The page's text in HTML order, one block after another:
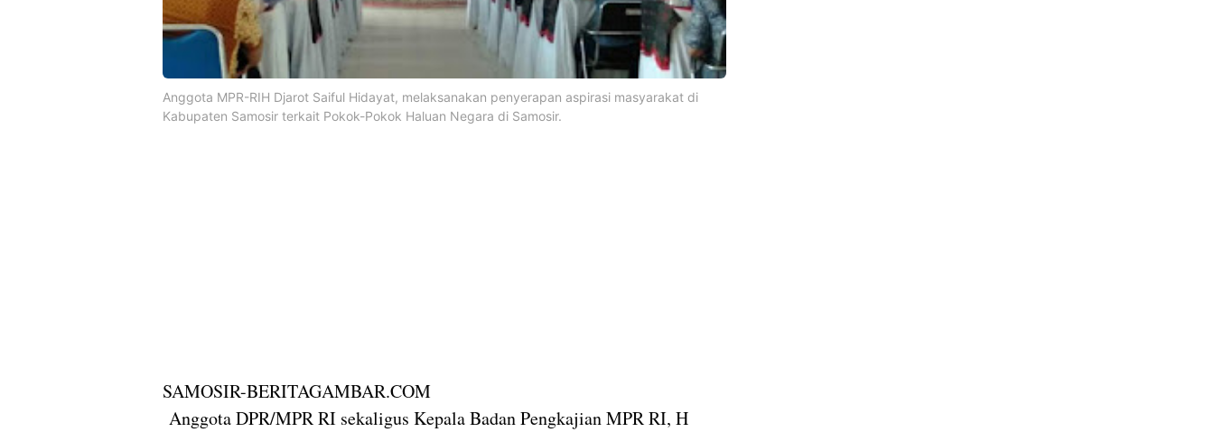
Anggota MPR-RIH Djarot Saiful Hidayat, melaksanakan penyerapan aspirasi masyarakat di
Kabupaten Samosir terkait Pokok-Pokok Haluan Negara di Samosir.
SAMOSIR-BERITAGAMBAR.COM
Anggota DPR/MPR RI sekaligus Kepala Badan Pengkajian MPR RI, H